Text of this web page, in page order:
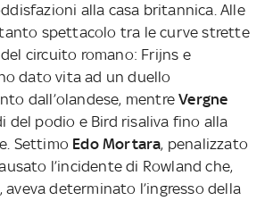
alla casa britannica. Alle
tanto spettacolo tra le curve strette
circuito romano: Frijns e
dato vita ad un duello
dall’olandese, mentreVergne
del podio e Bird risaliva fino alla
Settimo Edo Mortara, penalizzato
l’incidente di Rowland che,
aveva determinato l’ingresso della